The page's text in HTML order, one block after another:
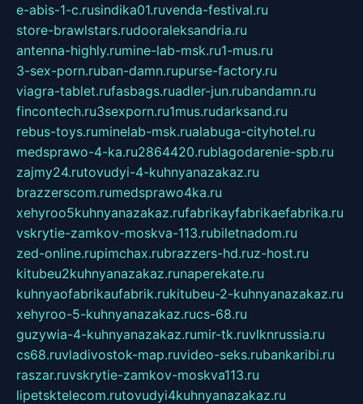
e-abis-1-c.rusindika01.ruvenda-festival.ru
store-brawlstars.rudooraleksandria.ru
antenna-highly.rumine-lab-msk.ru1-mus.ru
3-sex-porn.ruban-damn.rupurse-factory.ru
viagra-tablet.rufasbags.ruadler-jun.rubandamn.ru
fincontech.ru3sexporn.ru1mus.rudarksand.ru
rebus-toys.ruminelab-msk.rualabuga-cityhotel.ru
medsprawo-4-ka.ru2864420.rublagodarenie-spb.ru
zajmy24.rutovudyi-4-kuhnyanazakaz.ru
brazzerscom.rumedsprawo4ka.ru
xehyroo5kuhnyanazakaz.rufabrikayfabrikaefabrika.ru
vskrytie-zamkov-moskva-113.rubiletnadom.ru
zed-online.rupimchax.rubrazzers-hd.ruz-host.ru
kitubeu2kuhnyanazakaz.runaperekate.ru
kuhnyaofabrikaufabrik.rukitubeu-2-kuhnyanazakaz.ru
xehyroo-5-kuhnyanazakaz.rucs-68.ru
guzywia-4-kuhnyanazakaz.rumir-tk.ruvlknrussia.ru
cs68.ruvladivostok-map.ruvideo-seks.rubankaribi.ru
raszar.ruvskrytie-zamkov-moskva113.ru
lipetsktelecom.rutovudyi4kuhnyanazakaz.ru